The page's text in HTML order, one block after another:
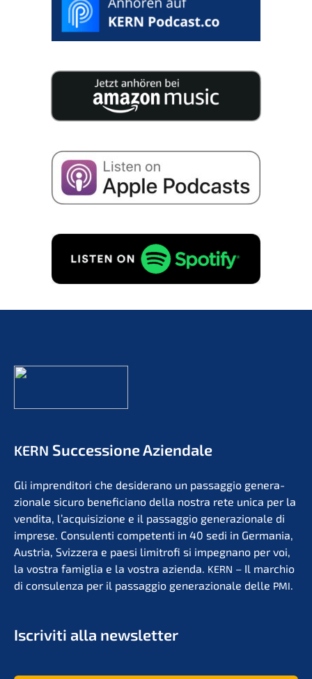
KERN Succes­sio­ne Aziendale
Gli impren­di­to­ri che deside­r­ano un passag­gio genera­
zio­na­le sicuro benefi­ci­a­no della nostra rete unica per la
vendita, l’acqui­si­zio­ne e il passag­gio genera­zio­na­le di
impre­se. Consu­len­ti compe­ten­ti in 40 sedi in Germa­nia,
Austria, Svizzera e paesi limit­ro­fi si impegna­no per voi,
la vostra famiglia e la vostra azien­da. KERN – Il marchio
di consu­len­za per il passag­gio genera­zio­na­le delle PMI.
Iscri­vi­ti alla newsletter